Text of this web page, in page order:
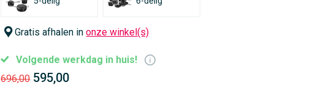
Gratis afhalen inonze winkel(s)
Volgende werkdag in huis!
696,00 595,00